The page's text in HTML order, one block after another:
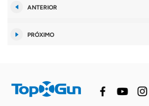
ANTERIOR
PRÓXIMO